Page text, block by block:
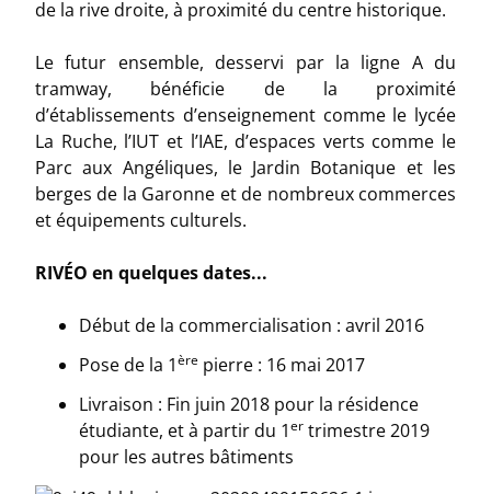
de la rive droite, à proximité du centre historique.
Le futur ensemble, desservi par la ligne A du
tramway, bénéficie de la proximité
d’établissements d’enseignement comme le lycée
La Ruche, l’IUT et l’IAE, d’espaces verts comme le
Parc aux Angéliques, le Jardin Botanique et les
berges de la Garonne et de nombreux commerces
et équipements culturels.
RIVÉO en quelques dates...
Début de la commercialisation : avril 2016
Pose de la 1ère pierre : 16 mai 2017
Livraison : Fin juin 2018 pour la résidence
étudiante, et à partir du 1er trimestre 2019
pour les autres bâtiments